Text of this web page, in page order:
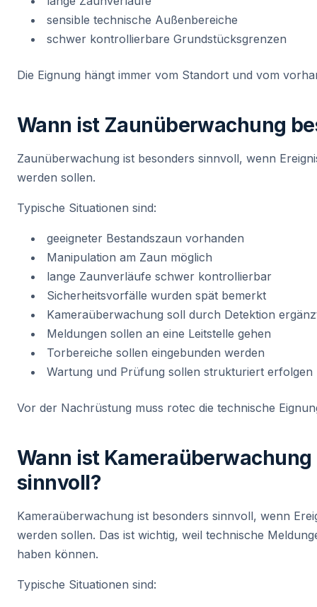
sensible technische Außenbereiche
schwer kontrollierbare Grundstücksgrenzen
Die Eignung hängt immer vom Standort und vom
Wann ist Zaunüberwachung
Zaunüberwachung ist besonders sinnvoll, wenn
werden sollen.
Typische Situationen sind:
geeigneter Bestandszaun vorhanden
Manipulation am Zaun möglich
lange Zaunverläufe schwer kontrollierbar
Sicherheitsvorfälle wurden spät bemerkt
Kameraüberwachung soll durch Detektion
Meldungen sollen an eine Leitstelle gehen
Torbereiche sollen eingebunden werden
Wartung und Prüfung sollen strukturiert erfolgen
Vor der Nachrüstung muss rotec die technische
Wann ist
sinnvoll?
Kameraüberwachung ist besonders sinnvoll, wenn
werden sollen. Das ist wichtig, weil technische
haben können.
Typische Situationen sind: